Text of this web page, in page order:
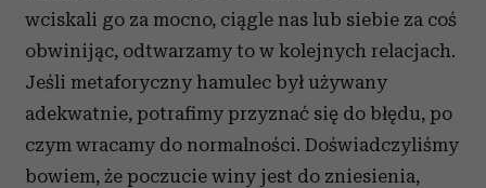
wciskali go za mocno, ciągle nas lub siebie za coś
obwinijąc, odtwarzamy to w kolejnych relacjach.
Jeśli metaforyczny hamulec był używany
adekwatnie, potrafimy przyznać się do błędu, po
czym wracamy do normalności. Doświadczyliśmy
bowiem, że poczucie winy jest do zniesienia,